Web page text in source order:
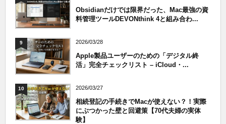
Obsidianだけでは限界だった、Mac最強の資
料管理ツールDEVONthink 4と組み合わ...
9 2026/03/28
Apple製品ユーザーのための「デジタル終
活」完全チェックリスト – iCloud・...
10 2026/03/27
相続登記の手続きでMacが使えない？！実際
にぶつかった壁と回避策【70代夫婦の実体
験】